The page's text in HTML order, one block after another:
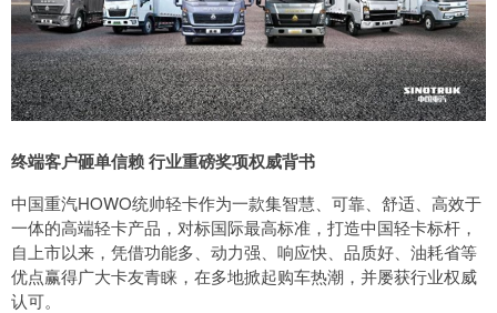
终端客户砸单信赖 行业重磅奖项权威背书
中国重汽HOWO统帅轻卡作为一款集智慧、可靠、舒适、高效于
一体的高端轻卡产品，对标国际最高标准，打造中国轻卡标杆，
自上市以来，凭借功能多、动力强、响应快、品质好、油耗省等
优点赢得广大卡友青睐，在多地掀起购车热潮，并屡获行业权威
认可。